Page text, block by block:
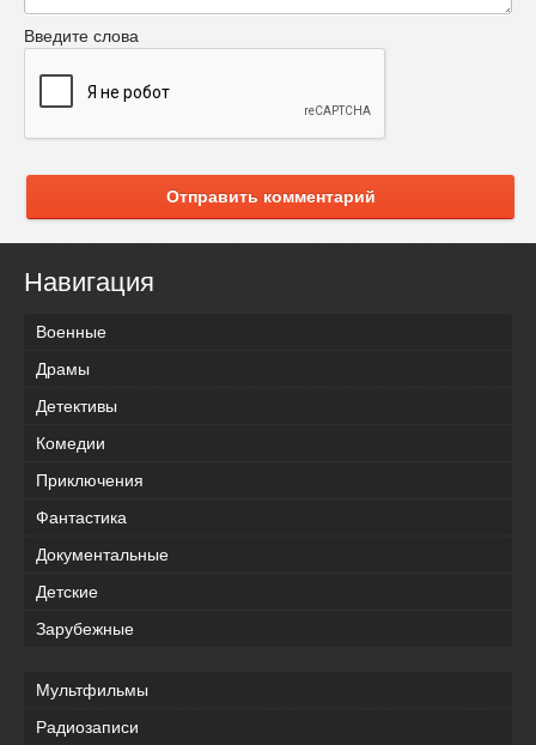
Введите слова
Отправить комментарий
Навигация
Военные
Драмы
Детективы
Комедии
Приключения
Фантастика
Документальные
Детские
Зарубежные
Мультфильмы
Радиозаписи